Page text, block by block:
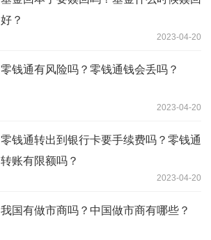
好？
2023-04-20
零钱通有风险吗？零钱通钱会丢吗？
2023-04-20
零钱通转出到银行卡要手续费吗？零钱通
转账有限额吗？
2023-04-20
我国有做市商吗？中国做市商有哪些？